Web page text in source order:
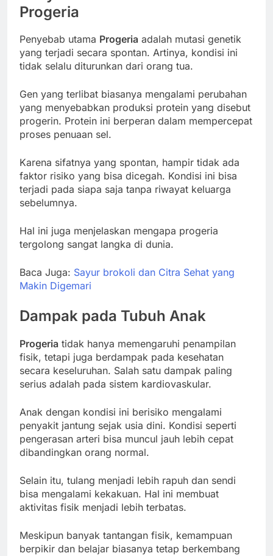
Progeria
Penyebab utama Progeria adalah mutasi genetik
yang terjadi secara spontan. Artinya, kondisi ini
tidak selalu diturunkan dari orang tua.
Gen yang terlibat biasanya mengalami perubahan
yang menyebabkan produksi protein yang disebut
progerin. Protein ini berperan dalam mempercepat
proses penuaan sel.
Karena sifatnya yang spontan, hampir tidak ada
faktor risiko yang bisa dicegah. Kondisi ini bisa
terjadi pada siapa saja tanpa riwayat keluarga
sebelumnya.
Hal ini juga menjelaskan mengapa progeria
tergolong sangat langka di dunia.
Baca Juga: Sayur brokoli dan Citra Sehat yang
Makin Digemari
Dampak pada Tubuh Anak
Progeria tidak hanya memengaruhi penampilan
fisik, tetapi juga berdampak pada kesehatan
secara keseluruhan. Salah satu dampak paling
serius adalah pada sistem kardiovaskular.
Anak dengan kondisi ini berisiko mengalami
penyakit jantung sejak usia dini. Kondisi seperti
pengerasan arteri bisa muncul jauh lebih cepat
dibandingkan orang normal.
Selain itu, tulang menjadi lebih rapuh dan sendi
bisa mengalami kekakuan. Hal ini membuat
aktivitas fisik menjadi lebih terbatas.
Meskipun banyak tantangan fisik, kemampuan
berpikir dan belajar biasanya tetap berkembang